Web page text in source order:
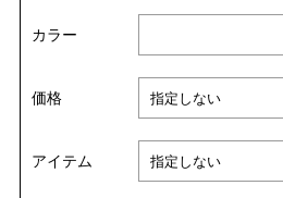
並び替える
カラー
価格
アイテム